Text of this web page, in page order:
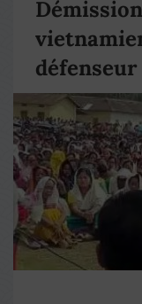
défenseur
pape